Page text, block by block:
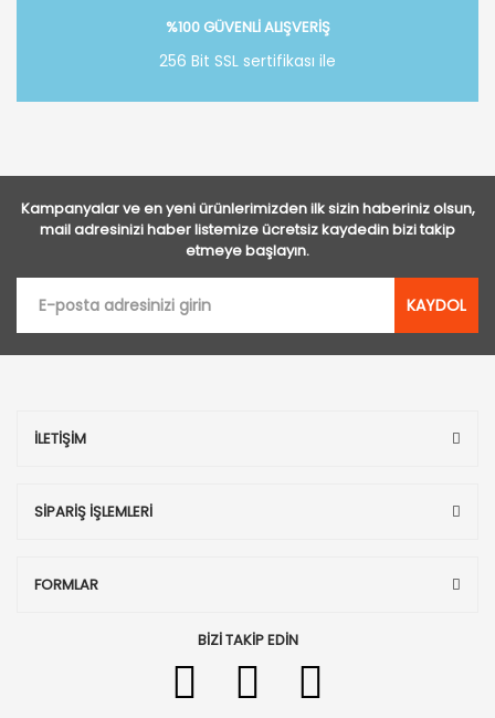
%100 GÜVENLİ ALIŞVERİŞ
256 Bit SSL sertifikası ile
Kampanyalar ve en yeni ürünlerimizden ilk sizin haberiniz olsun,
mail adresinizi haber listemize ücretsiz kaydedin bizi takip
etmeye başlayın.
KAYDOL
İLETİŞİM
SİPARİŞ İŞLEMLERİ
FORMLAR
BİZİ TAKİP EDİN